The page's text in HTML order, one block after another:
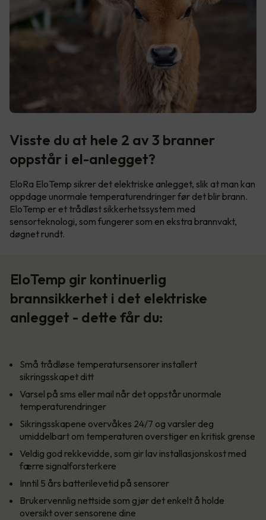
Visste du at hele 2 av 3 branner
oppstår i el-anlegget?
EloRa EloTemp sikrer det elektriske anlegget, slik at man kan
oppdage unormale temperaturendringer før det blir brann.
EloTemp er et trådløst sikkerhetssystem med
sensorteknologi, som fungerer som en ekstra brannvakt,
døgnet rundt.
EloTemp gir kontinuerlig
brannsikkerhet i det elektriske
anlegget - dette får du:
Små trådløse temperatursensorer installert
sikringsskapet ditt
Varsel på sms eller mail når det oppstår unormale
temperaturendringer
Sikringsskapene overvåkes 24/7 og varsler deg
umiddelbart om temperaturen overstiger en kritisk grense
Veldig god rekkevidde, som gir lav installasjonskost med
færre signalforsterkere
Inntil 5 års batterilevetid på sensorer
Brukervennlig nettside som gjør det enkelt å holde
oversikt over sensorene dine